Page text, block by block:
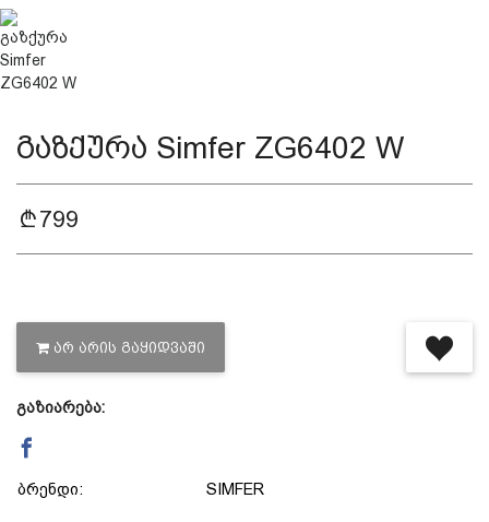
პროდუქცია
პერსონალურ მონაცემთა
დაცვის პოლიტიკა
საკონტაქტო ინფორმაცია
წესები და პირობები
გაზქურა Simfer ZG6402 W
799
ᲐᲠ ᲐᲠᲘᲡ ᲒᲐᲧᲘᲓᲕᲐᲨᲘ
გაზიარება:
ბრენდი: SIMFER